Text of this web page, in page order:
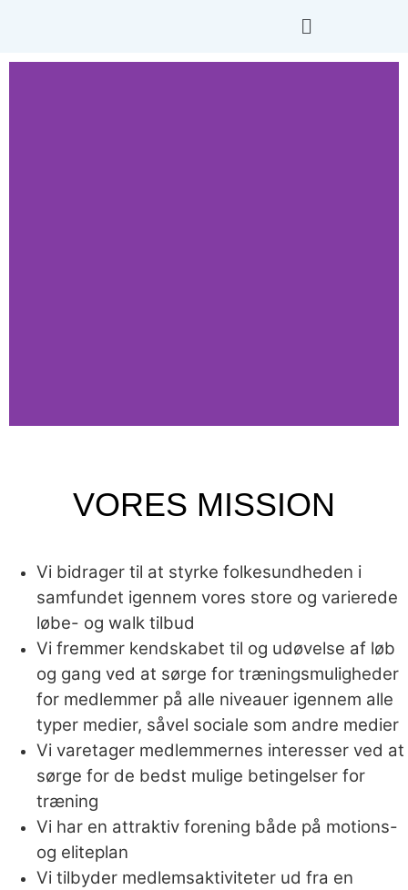
MISSION
OG VISION
VORES MISSION
Vi bidrager til at styrke folkesundheden i
samfundet igennem vores store og varierede
løbe- og walk tilbud
Vi fremmer kendskabet til og udøvelse af løb
og gang ved at sørge for træningsmuligheder
for medlemmer på alle niveauer igennem alle
typer medier, såvel sociale som andre medier
Vi varetager medlemmernes interesser ved at
sørge for de bedst mulige betingelser for
træning
Vi har en attraktiv forening både på motions-
og eliteplan
Vi tilbyder medlemsaktiviteter ud fra en